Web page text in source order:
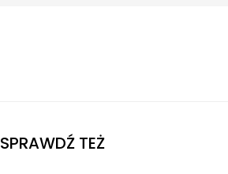
SPRAWDŹ TEŻ